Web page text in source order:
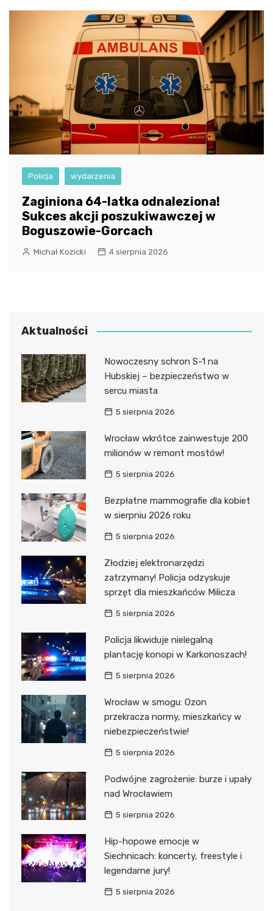
Policja wydarzenia
Zaginiona 64-latka odnaleziona!
Sukces akcji poszukiwawczej w
Boguszowie-Gorcach
Michał Kozicki 4 sierpnia 2026
Aktualności
Nowoczesny schron S-1 na
Hubskiej – bezpieczeństwo w
sercu miasta
5 sierpnia 2026
Wrocław wkrótce zainwestuje 200
milionów w remont mostów!
5 sierpnia 2026
Bezpłatne mammografie dla kobiet
w sierpniu 2026 roku
5 sierpnia 2026
Złodziej elektronarzędzi
zatrzymany! Policja odzyskuje
sprzęt dla mieszkańców Milicza
5 sierpnia 2026
Policja likwiduje nielegalną
plantację konopi w Karkonoszach!
5 sierpnia 2026
Wrocław w smogu: Ozon
przekracza normy, mieszkańcy w
niebezpieczeństwie!
5 sierpnia 2026
Podwójne zagrożenie: burze i upały
nad Wrocławiem
5 sierpnia 2026
Hip-hopowe emocje w
Siechnicach: koncerty, freestyle i
legendarne jury!
5 sierpnia 2026